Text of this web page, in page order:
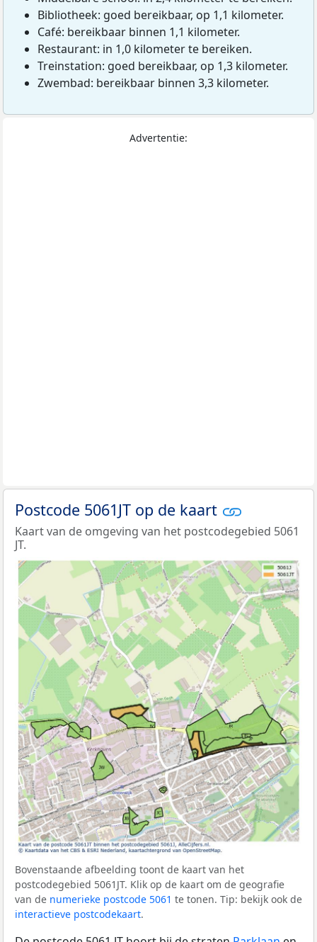
Bibliotheek: goed bereikbaar, op 1,1 kilometer.
Café: bereikbaar binnen 1,1 kilometer.
Restaurant: in 1,0 kilometer te bereiken.
Treinstation: goed bereikbaar, op 1,3 kilometer.
Zwembad: bereikbaar binnen 3,3 kilometer.
Advertentie:
Postcode 5061JT op de kaart
Kaart van de omgeving van het postcodegebied 5061
JT.
Bovenstaande afbeelding toont de kaart van het
postcodegebied 5061JT. Klik op de kaart om de geografie
van de numerieke postcode 5061 te tonen. Tip: bekijk ook de
interactieve postcodekaart.